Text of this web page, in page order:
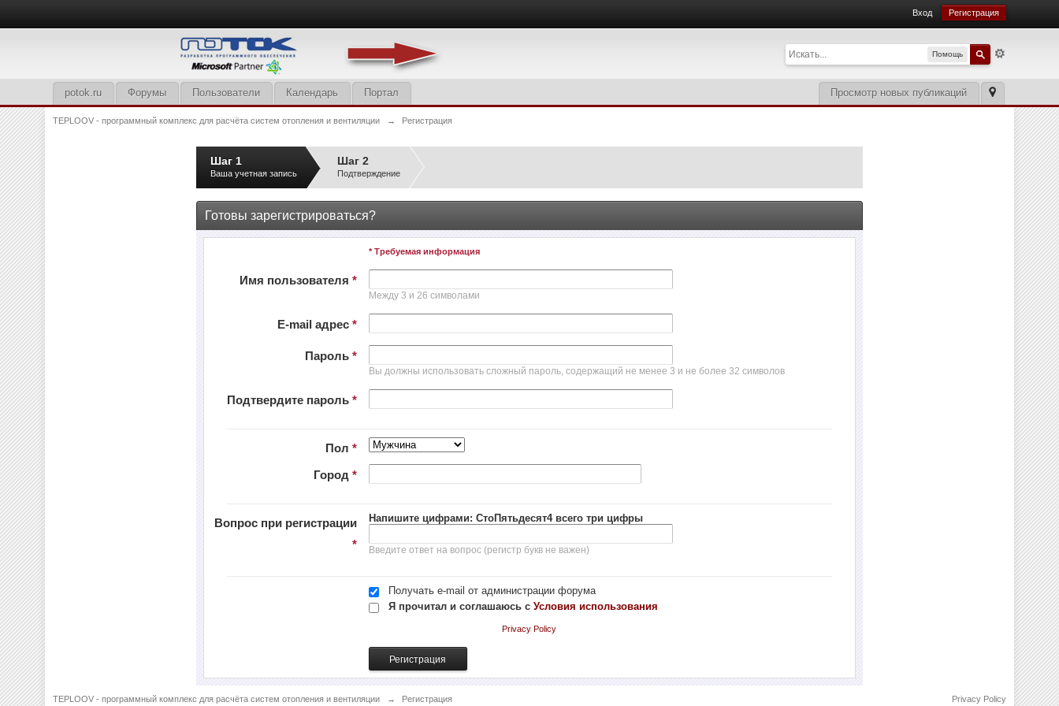
Вход Регистрация
Помощь
Просмотр новых публикаций
potok.ru Форумы Пользователи Календарь Портал
TEPLOOV - программный комплекс для расчёта систем отопления и вентиляции → Регистрация
Шаг 1
Ваша учетная запись
Шаг 2
Подтверждение
Готовы зарегистрироваться?
* Требуемая информация
Имя пользователя *
Между 3 и 26 символами
E-mail адрес *
Пароль *
Вы должны использовать сложный пароль, содержащий не менее 3 и не более 32 символов
Подтвердите пароль *
Пол *
Город *
Вопрос при регистрации
*
Напишите цифрами: СтоПятьдесят4 всего три цифры
Введите ответ на вопрос (регистр букв не важен)
Получать e-mail от администрации форума
Я прочитал и соглашаюсь с Условия использования
Privacy Policy
TEPLOOV - программный комплекс для расчёта систем отопления и вентиляции → Регистрация Privacy Policy